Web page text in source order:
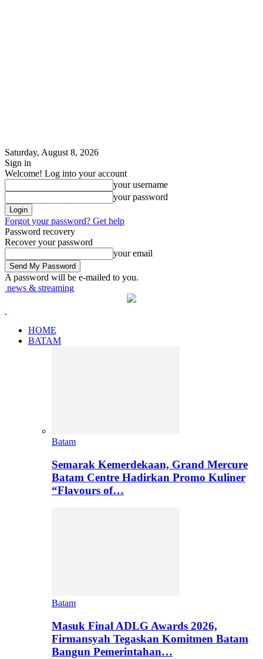
Saturday, August 8, 2026
Sign in
Welcome! Log into your account
your username
your password
Forgot your password? Get help
Password recovery
Recover your password
your email
A password will be e-mailed to you.
news & streaming
HOME
BATAM
Batam
Semarak Kemerdekaan, Grand Mercure
Batam Centre Hadirkan Promo Kuliner
“Flavours of…
Batam
Masuk Final ADLG Awards 2026,
Firmansyah Tegaskan Komitmen Batam
Bangun Pemerintahan…